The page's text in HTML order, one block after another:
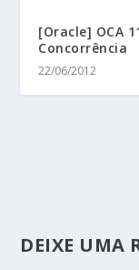
[Oracle] OCA
Concorrência
22/06/2012
DEIXE UMA